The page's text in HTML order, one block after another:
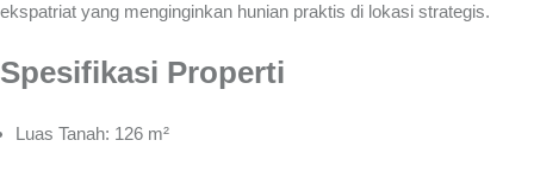
ekspatriat yang menginginkan hunian praktis di lokasi strategis.
Spesifikasi Properti
Luas Tanah: 126 m²